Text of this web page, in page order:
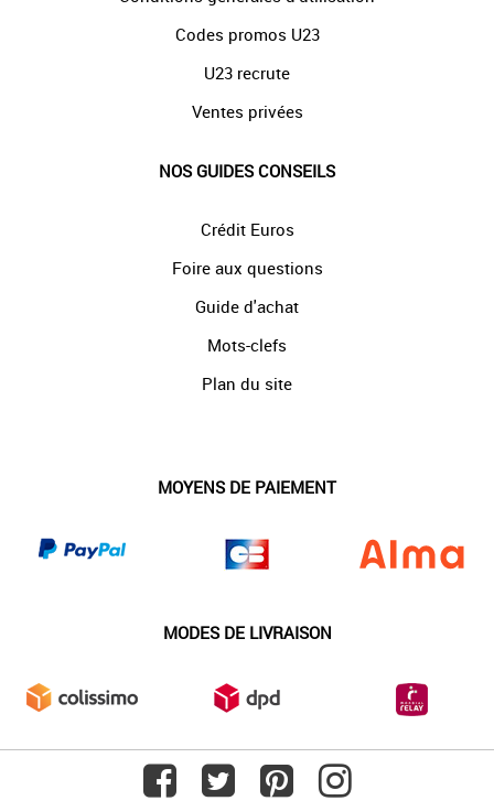
Codes promos U23
U23 recrute
Ventes privées
NOS GUIDES CONSEILS
Crédit Euros
Foire aux questions
Guide d'achat
Mots-clefs
Plan du site
MOYENS DE PAIEMENT
MODES DE LIVRAISON